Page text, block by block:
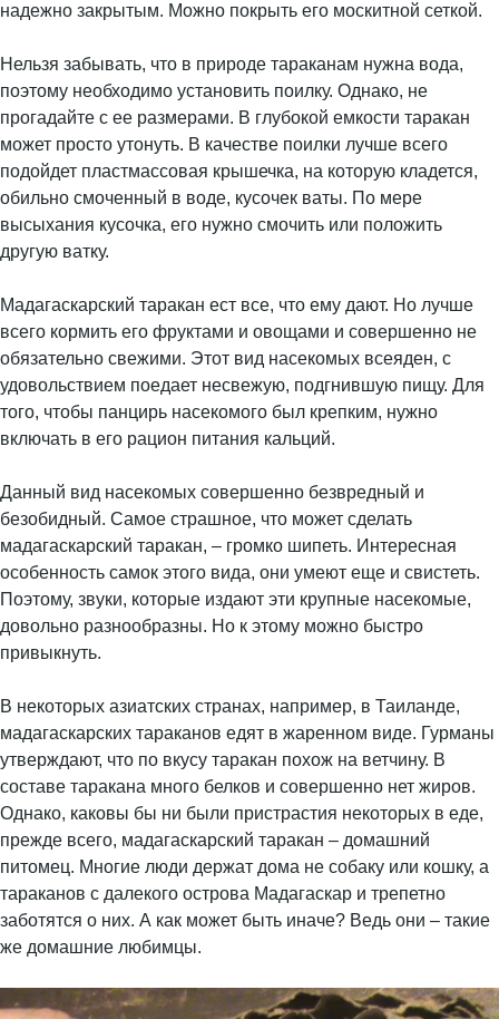
надежно закрытым. Можно покрыть его москитной сеткой.
Нельзя забывать, что в природе тараканам нужна вода,
поэтому необходимо установить поилку. Однако, не
прогадайте с ее размерами. В глубокой емкости таракан
может просто утонуть. В качестве поилки лучше всего
подойдет пластмассовая крышечка, на которую кладется,
обильно смоченный в воде, кусочек ваты. По мере
высыхания кусочка, его нужно смочить или положить
другую ватку.
Мадагаскарский таракан ест все, что ему дают. Но лучше
всего кормить его фруктами и овощами и совершенно не
обязательно свежими. Этот вид насекомых всеяден, с
удовольствием поедает несвежую, подгнившую пищу. Для
того, чтобы панцирь насекомого был крепким, нужно
включать в его рацион питания кальций.
Данный вид насекомых совершенно безвредный и
безобидный. Самое страшное, что может сделать
мадагаскарский таракан, – громко шипеть. Интересная
особенность самок этого вида, они умеют еще и свистеть.
Поэтому, звуки, которые издают эти крупные насекомые,
довольно разнообразны. Но к этому можно быстро
привыкнуть.
В некоторых азиатских странах, например, в Таиланде,
мадагаскарских тараканов едят в жаренном виде. Гурманы
утверждают, что по вкусу таракан похож на ветчину. В
составе таракана много белков и совершенно нет жиров.
Однако, каковы бы ни были пристрастия некоторых в еде,
прежде всего, мадагаскарский таракан – домашний
питомец. Многие люди держат дома не собаку или кошку, а
тараканов с далекого острова Мадагаскар и трепетно
заботятся о них. А как может быть иначе? Ведь они – такие
же домашние любимцы.